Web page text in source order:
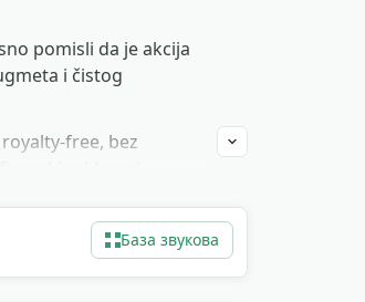
pomisli da je akcija
i čistog
free, bez
База звукова